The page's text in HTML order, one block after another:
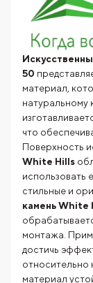
50
материал,
натуральному
что
Поверхность
White Hills
использовать
стильные и
камень White
монтажа.
достичь
относительно
материал